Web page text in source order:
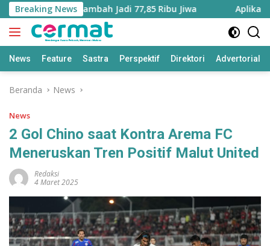
Langsung
ke
konten
Breaking News
Utara Bertambah Jadi 77,85 Ribu Jiwa Aplikasi
News Feature Sastra Perspektif Direktori Advertorial
Beranda News
News
2 Gol Chino saat Kontra Arema FC
Meneruskan Tren Positif Malut United
Redaksi
4 Maret 2025